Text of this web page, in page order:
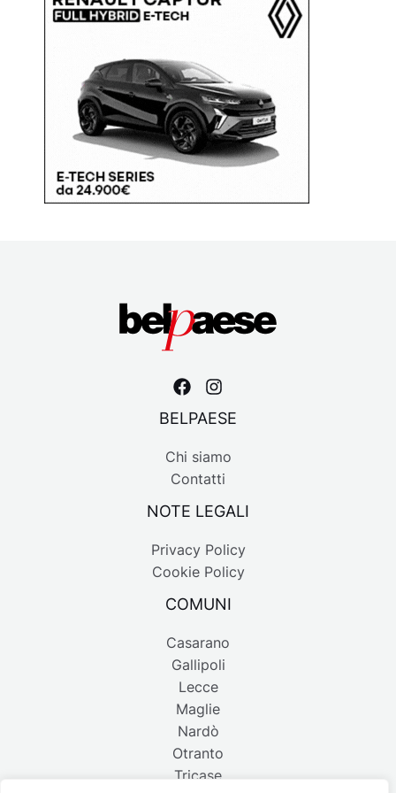
BELPAESE
Chi siamo
Contatti
NOTE LEGALI
Privacy Policy
Cookie Policy
COMUNI
Casarano
Gallipoli
Lecce
Maglie
Nardò
Otranto
Tricase